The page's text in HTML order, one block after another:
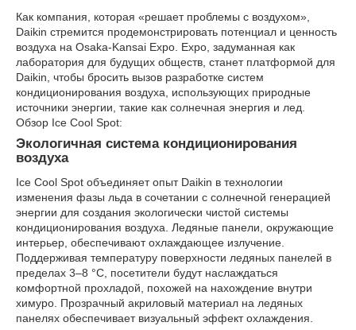
Как компания, которая «решает проблемы с воздухом»,
Daikin стремится продемонстрировать потенциал и ценность
воздуха на Osaka-Kansai Expo. Expo, задуманная как
лаборатория для будущих обществ, станет платформой для
Daikin, чтобы бросить вызов разработке систем
кондиционирования воздуха, использующих природные
источники энергии, такие как солнечная энергия и лед.
Обзор Ice Cool Spot:
Экологичная система кондиционирования
воздуха
Ice Cool Spot объединяет опыт Daikin в технологии
изменения фазы льда в сочетании с солнечной генерацией
энергии для создания экологически чистой системы
кондиционирования воздуха. Ледяные панели, окружающие
интерьер, обеспечивают охлаждающее излучение.
Поддерживая температуру поверхности ледяных панелей в
пределах 3–8 °C, посетители будут наслаждаться
комфортной прохладой, похожей на нахождение внутри
химуро. Прозрачный акриловый материал на ледяных
панелях обеспечивает визуальный эффект охлаждения.